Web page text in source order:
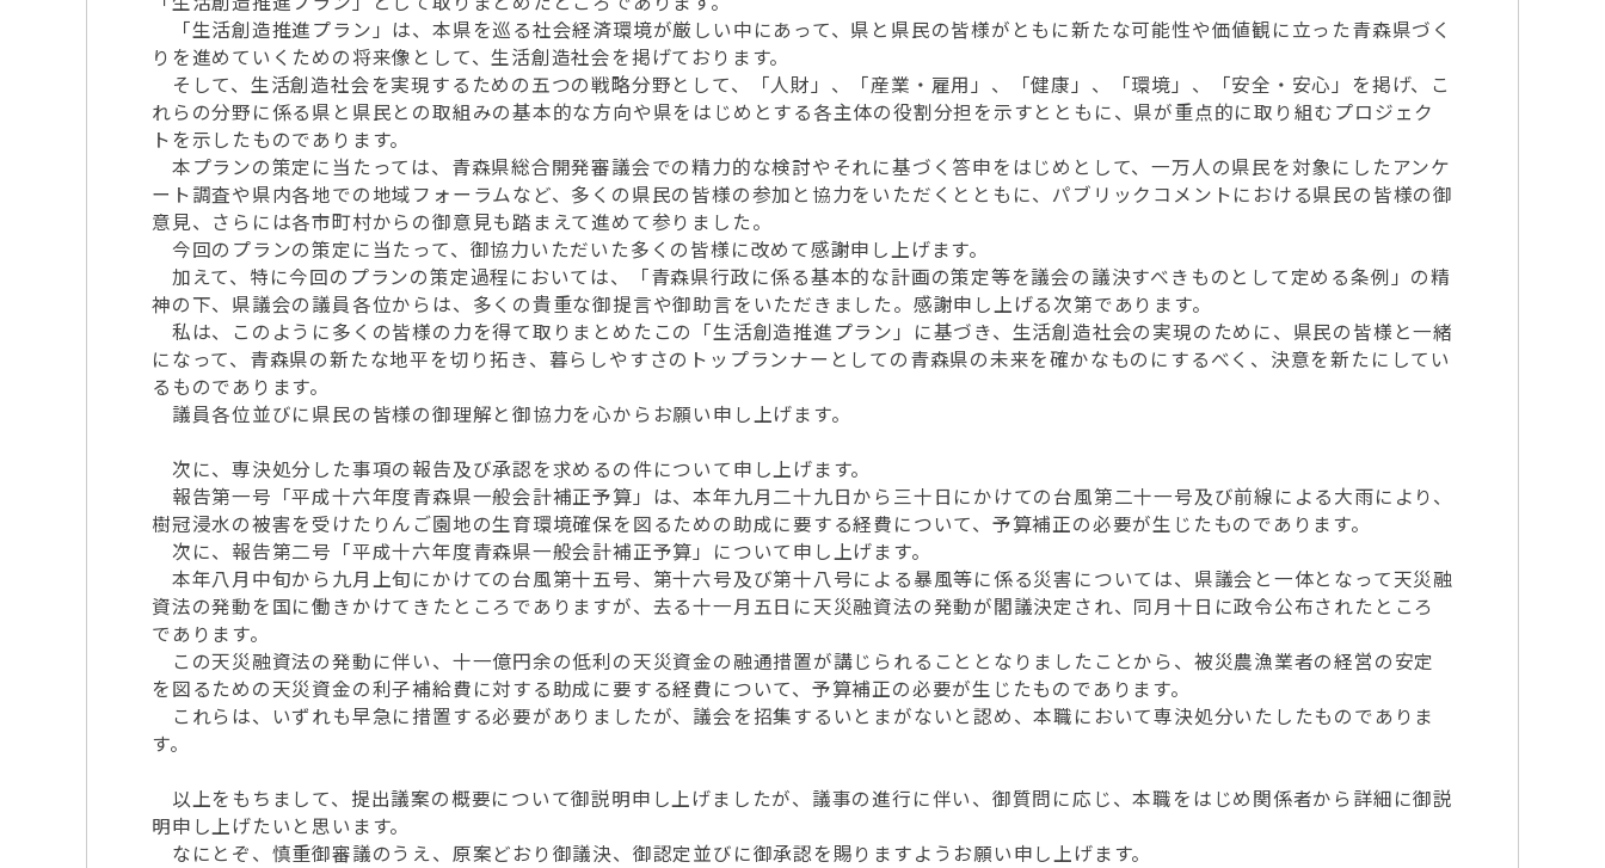
「生活創造推進プラン」は、本県を巡る社会経済環境が厳しい中にあって、県と県民の皆様がともに新たな可能性や価値観に立った青森県づく
りを進めていくための将来像として、生活創造社会を掲げております。
そして、生活創造社会を実現するための五つの戦略分野として、「人財」、「産業・雇用」、「健康」、「環境」、「安全・安心」を掲げ、こ
れらの分野に係る県と県民との取組みの基本的な方向や県をはじめとする各主体の役割分担を示すとともに、県が重点的に取り組むプロジェク
トを示したものであります。
本プランの策定に当たっては、青森県総合開発審議会での精力的な検討やそれに基づく答申をはじめとして、一万人の県民を対象にしたアンケ
ート調査や県内各地での地域フォーラムなど、多くの県民の皆様の参加と協力をいただくとともに、パブリックコメントにおける県民の皆様の御
意見、さらには各市町村からの御意見も踏まえて進めて参りました。
今回のプランの策定に当たって、御協力いただいた多くの皆様に改めて感謝申し上げます。
加えて、特に今回のプランの策定過程においては、「青森県行政に係る基本的な計画の策定等を議会の議決すべきものとして定める条例」の精
神の下、県議会の議員各位からは、多くの貴重な御提言や御助言をいただきました。感謝申し上げる次第であります。
私は、このように多くの皆様の力を得て取りまとめたこの「生活創造推進プラン」に基づき、生活創造社会の実現のために、県民の皆様と一緒
になって、青森県の新たな地平を切り拓き、暮らしやすさのトップランナーとしての青森県の未来を確かなものにするべく、決意を新たにしてい
るものであります。
議員各位並びに県民の皆様の御理解と御協力を心からお願い申し上げます。
次に、専決処分した事項の報告及び承認を求めるの件について申し上げます。
報告第一号「平成十六年度青森県一般会計補正予算」は、本年九月二十九日から三十日にかけての台風第二十一号及び前線による大雨により、
樹冠浸水の被害を受けたりんご園地の生育環境確保を図るための助成に要する経費について、予算補正の必要が生じたものであります。
次に、報告第二号「平成十六年度青森県一般会計補正予算」について申し上げます。
本年八月中旬から九月上旬にかけての台風第十五号、第十六号及び第十八号による暴風等に係る災害については、県議会と一体となって天災融
資法の発動を国に働きかけてきたところでありますが、去る十一月五日に天災融資法の発動が閣議決定され、同月十日に政令公布されたところ
であります。
この天災融資法の発動に伴い、十一億円余の低利の天災資金の融通措置が講じられることとなりましたことから、被災農漁業者の経営の安定
を図るための天災資金の利子補給費に対する助成に要する経費について、予算補正の必要が生じたものであります。
これらは、いずれも早急に措置する必要がありましたが、議会を招集するいとまがないと認め、本職において専決処分いたしたものでありま
す。
以上をもちまして、提出議案の概要について御説明申し上げましたが、議事の進行に伴い、御質問に応じ、本職をはじめ関係者から詳細に御説
明申し上げたいと思います。
なにとぞ、慎重御審議のうえ、原案どおり御議決、御認定並びに御承認を賜りますようお願い申し上げます。